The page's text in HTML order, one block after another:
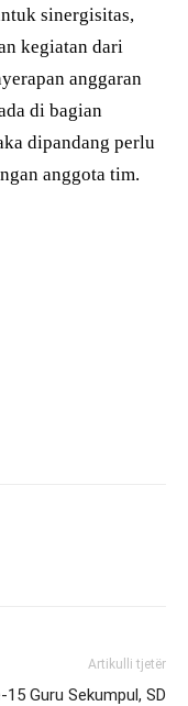
sinergisitas,
kegiatan dari
anggaran
di bagian
dipandang perlu
anggota tim.
Artikulli tjetër
15 Guru Sekumpul, SD